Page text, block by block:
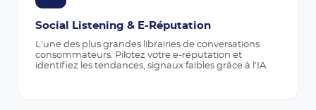
Social Listening & E-Réputation
L'une des plus grandes librairies de conversations
consommateurs. Pilotez votre e-réputation et
identifiez les tendances, signaux faibles grâce à l'IA.